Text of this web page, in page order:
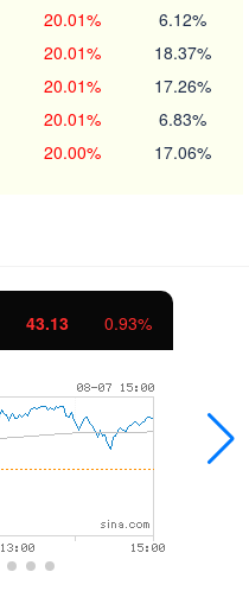
20.01% 6.12%
20.01% 18.37%
20.01% 17.26%
20.01% 6.83%
20.00% 17.06%
43.13 0.93%